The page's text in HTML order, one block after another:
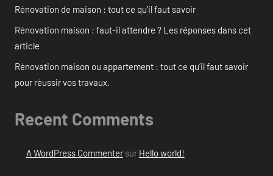
Rénovation de maison : tout ce qu’il faut savoir
Rénovation maison : faut-il attendre ? Les réponses dans cet
article
Rénovation maison ou appartement : tout ce qu’il faut savoir
pour réussir vos travaux.
Recent Comments
A WordPress Commentersur Hello world!